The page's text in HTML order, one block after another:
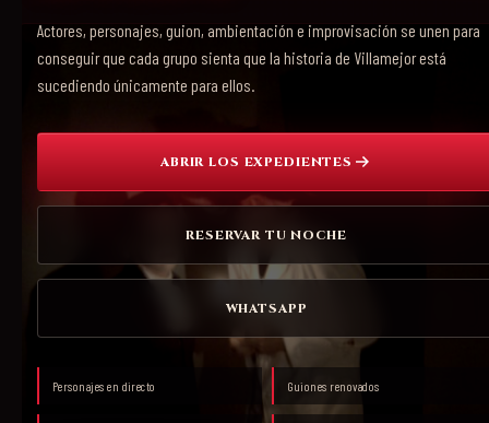
Actores, personajes, guion, ambientación e improvisación se unen para
conseguir que cada grupo sienta que la historia de Villamejor está
sucediendo únicamente para ellos.
ABRIR LOS EXPEDIENTES
RESERVAR TU NOCHE
WHATSAPP
Personajes en directo Guiones renovados